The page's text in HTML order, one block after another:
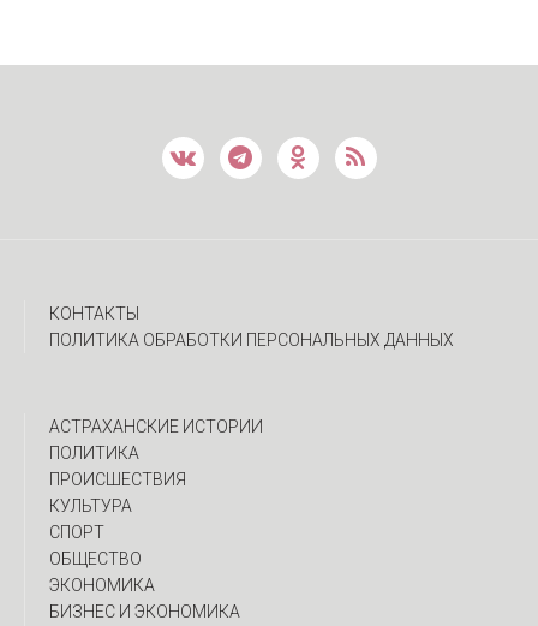
КОНТАКТЫ
ПОЛИТИКА ОБРАБОТКИ ПЕРСОНАЛЬНЫХ ДАННЫХ
АСТРАХАНСКИЕ ИСТОРИИ
ПОЛИТИКА
ПРОИСШЕСТВИЯ
КУЛЬТУРА
СПОРТ
ОБЩЕСТВО
ЭКОНОМИКА
БИЗНЕС И ЭКОНОМИКА